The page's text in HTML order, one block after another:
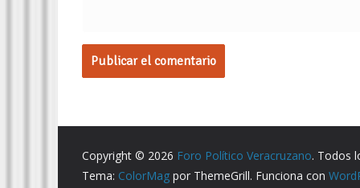
Copyright © 2026 Foro Político Veracruzano. Todos
Tema: ColorMag por ThemeGrill. Funciona con